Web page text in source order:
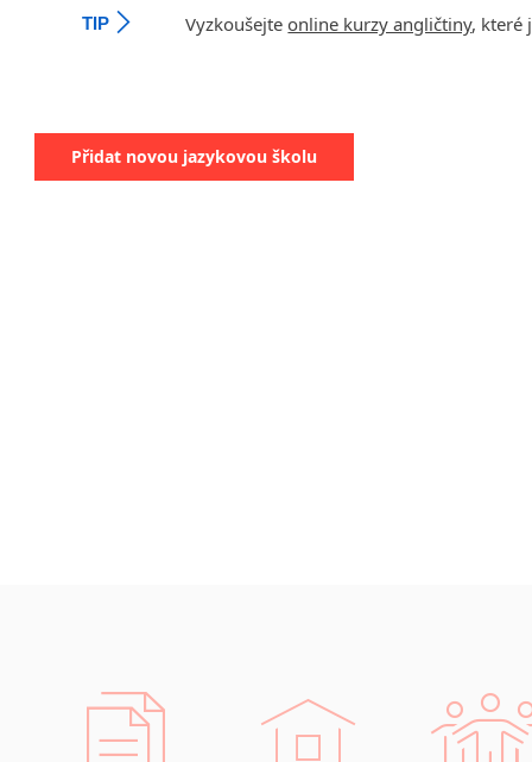
TIP Vyzkoušejte online kurzy angličtiny, které
Přidat novou jazykovou školu